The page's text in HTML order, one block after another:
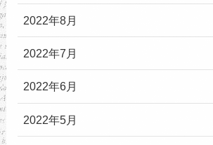
2022年8月
2022年7月
2022年6月
2022年5月